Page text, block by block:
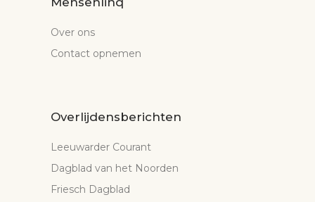
Over ons
Contact opnemen
Overlijdensberichten
Leeuwarder Courant
Dagblad van het Noorden
Friesch Dagblad